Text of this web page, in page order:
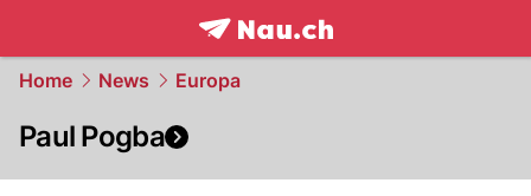
frontpage.NAU.ch
Home News Europa
Paul Pogba